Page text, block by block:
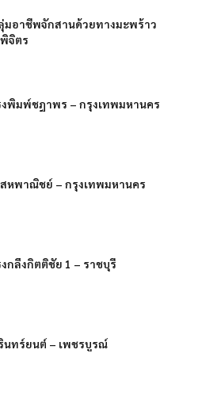
มอาชีพจักสานด้วยทางมะพร้าว
จิตร
โรงพิมพ์ชฎาพร – กรุงเทพมหานคร
ส.สหพาณิชย์ – กรุงเทพมหานคร
โรงกลึงกิตติชัย 1 – ราชบุรี
ชรินทร์ยนต์ – เพชรบูรณ์